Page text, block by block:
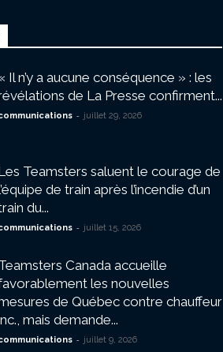
Il n’y a aucune conséquence » : les
de La Presse confirment...
- juillet 29, 2026
Teamsters saluent le courage de
de train après l’incendie d’un
du...
- juillet 15, 2026
Canada accueille
les nouvelles
de Québec contre chauffeur
mais demande...
- juillet 9, 2026